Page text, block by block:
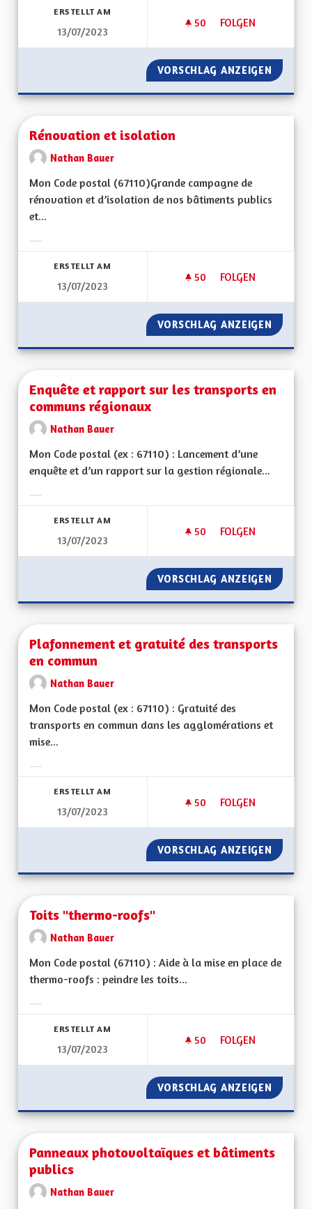
ERSTELLT AM
13/07/2023
50 50 FOLLOWER
FOLGEN
REVERDISSEMENT
VORSCHLAG ANZEIGEN
Rénovation et isolation
Nathan Bauer
Mon Code postal (67110)Grande campagne de
rénovation et d’isolation de nos bâtiments publics
et...
ERSTELLT AM
13/07/2023
50 50 FOLLOWER
FOLGEN
RÉNOVATION ET
VORSCHLAG ANZEIGEN
Enquête et rapport sur les transports en
communs régionaux
Nathan Bauer
Mon Code postal (ex : 67110) : Lancement d’une
enquête et d’un rapport sur la gestion régionale...
ERSTELLT AM
13/07/2023
50 50 FOLLOWER
FOLGEN
ENQUÊTE ET
VORSCHLAG ANZEIGEN
Plafonnement et gratuité des transports
en commun
Nathan Bauer
Mon Code postal (ex : 67110) : Gratuité des
transports en commun dans les agglomérations et
mise...
ERSTELLT AM
13/07/2023
50 50 FOLLOWER
FOLGEN
PLAFONNEMENT
VORSCHLAG ANZEIGEN
Toits "thermo-roofs"
Nathan Bauer
Mon Code postal (67110) : Aide à la mise en place de
thermo-roofs : peindre les toits...
ERSTELLT AM
13/07/2023
50 50 FOLLOWER
FOLGEN
TOITS "THERMO-
VORSCHLAG ANZEIGEN TOITS
Panneaux photovoltaïques et bâtiments
publics
Nathan Bauer